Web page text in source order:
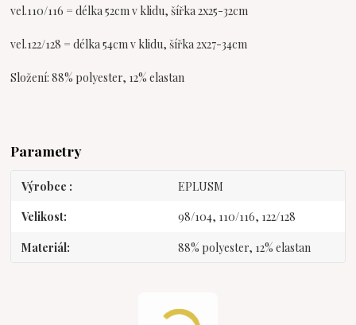
vel.110/116 = délka 52cm v klidu, šířka 2x25-32cm
vel.122/128 = délka 54cm v klidu, šířka 2x27-34cm
Složení: 88% polyester, 12% elastan
Parametry
Výrobce EPLUSM
Velikost 98/104, 110/116, 122/128
Materiál 88% polyester, 12% elastan